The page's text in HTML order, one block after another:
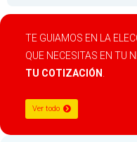
TE GUIAMOS EN LA
QUE NECESITAS EN TU
TU COTIZACIÓN .
Ver todo